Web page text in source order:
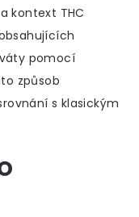
kontext THC
pomocí
způsob
s klasickým